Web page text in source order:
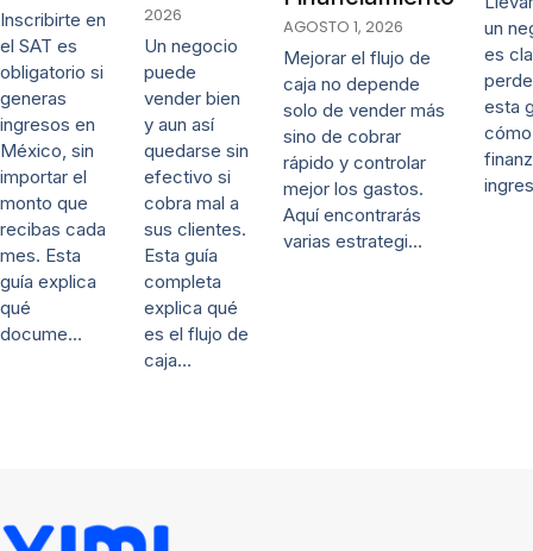
Inscribirte en
el SAT es
obligatorio si
generas
ingresos en
México, sin
importar el
monto que
recibas cada
mes. Esta
guía explica
qué
docume…
2026
Un negocio
puede
vender bien
y aun así
quedarse sin
efectivo si
cobra mal a
sus clientes.
Esta guía
completa
explica qué
es el flujo de
caja…
AGOSTO 1, 2026
Mejorar el flujo de
caja no depende
solo de vender más
sino de cobrar
rápido y controlar
mejor los gastos.
Aquí encontrarás
varias estrategi…
un
es
esta